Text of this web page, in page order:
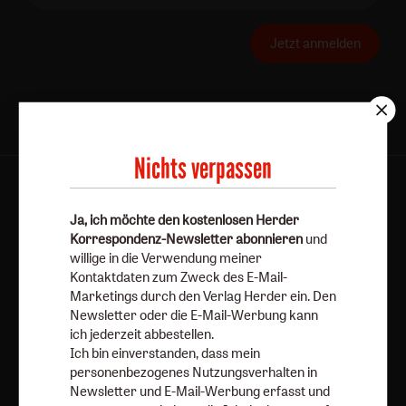
Jetzt anmelden
AGB und Widerrufsbelehrung
Datenschutz
Barrierefreiheit
Impressum
Vertrag widerrufen Abo online kündigen
Nichts verpassen
Ja, ich möchte den kostenlosen Herder
Korrespondenz-Newsletter abonnieren und
willige in die Verwendung meiner
Kontaktdaten zum Zweck des E-Mail-
Marketings durch den Verlag Herder ein. Den
Newsletter oder die E-Mail-Werbung kann
ich jederzeit abbestellen.
Ich bin einverstanden, dass mein
personenbezogenes Nutzungsverhalten in
Newsletter und E-Mail-Werbung erfasst und